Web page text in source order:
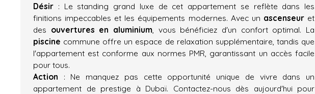
Désir : Le standing grand luxe de cet appartement se reflète dans les
finitions impeccables et les équipements modernes. Avec un ascenseuret
des ouvertures en aluminium , vous bénéficiez d'un confort optimal. La
piscine commune offre un espace de relaxation supplémentaire, tandis que
l'appartement est conforme aux normes PMR, garantissant un accès facile
pour tous.
Action : Ne manquez pas cette opportunité unique de vivre dans un
appartement de prestige à Dubaï. Contactez-nous dès aujourd'hui pour